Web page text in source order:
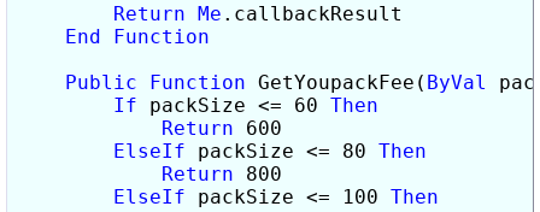
Return Me .callbackResult
End
Function
Public
Function GetYoupackFee( ByVal
If packSize <= 60 Then
Return 600
ElseIf packSize <= 80 Then
Return 800
ElseIf packSize <= 100 Then